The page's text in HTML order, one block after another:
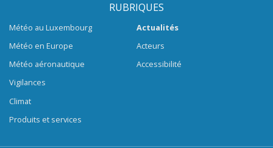
RUBRIQUES
Météo au Luxembourg
Météo en Europe
Météo aéronautique
Vigilances
Climat
Produits et services
Actualités
Acteurs
Accessibilité